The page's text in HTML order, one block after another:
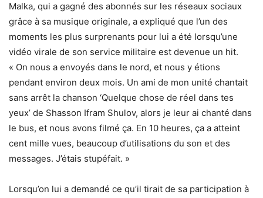
Malka, qui a gagné des abonnés sur les réseaux sociaux
grâce à sa musique originale, a expliqué que l’un des
moments les plus surprenants pour lui a été lorsqu’une
vidéo virale de son service militaire est devenue un hit.
« On nous a envoyés dans le nord, et nous y étions
pendant environ deux mois. Un ami de mon unité chantait
sans arrêt la chanson ‘Quelque chose de réel dans tes
yeux’ de Shasson Ifram Shulov, alors je leur ai chanté dans
le bus, et nous avons filmé ça. En 10 heures, ça a atteint
cent mille vues, beaucoup d’utilisations du son et des
messages. J’étais stupéfait. »
Lorsqu’on lui a demandé ce qu’il tirait de sa participation à